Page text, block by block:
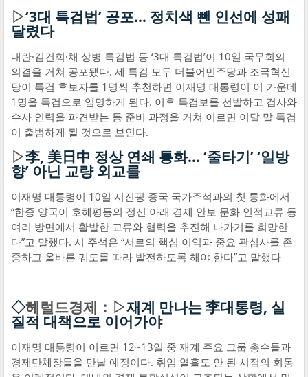
▷‘3대 특검법’ 공포… 정치색 뺀 인선에 성패
달렸다
내란·김건희·채 상병 특검법 등 ‘3대 특검법’이 10일 국무회의
의결을 거쳐 공포됐다. 세 특검 모두 더불어민주당과 조국혁신
당이 특검 후보자를 1명씩 추천하면 이재명 대통령이 이 가운데
1명을 특검으로 임명하게 된다. 이후 특검보를 선발하고 검사와
수사 인력을 파견받는 등 준비 과정을 거쳐 이르면 이달 말 특검
이 출범하게 될 것으로 보인다.
▷李, 美日中 정상 연쇄 통화… ‘줄타기’ ‘일방
향’ 아닌 교량 외교를
이재명 대통령이 10일 시진핑 중국 국가주석과의 첫 통화에서
“한중 양국이 호혜평등의 정신 아래 경제 안보 문화 인적교류 등
여러 방면에서 활발한 교류와 협력을 추진해 나가기를 희망한
다”고 말했다. 시 주석은 “서로의 핵심 이익과 중요 관심사를 존
중하고 올바른 궤도를 따라 발전하도록 해야 한다”고 말했다
◇헤럴드경제：▷재계 만나는 李대통령, 실
질적 대책으로 이어가야
이재명 대통령이 이르면 12~13일 중 재계 주요 그룹 총수들과
경제단체장들을 만날 예정이다. 취임 열흘도 안 된 시점의 회동